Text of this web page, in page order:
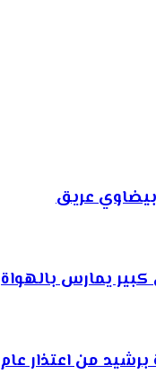
عريق
يمارس بالهواة
من اعتذار عام